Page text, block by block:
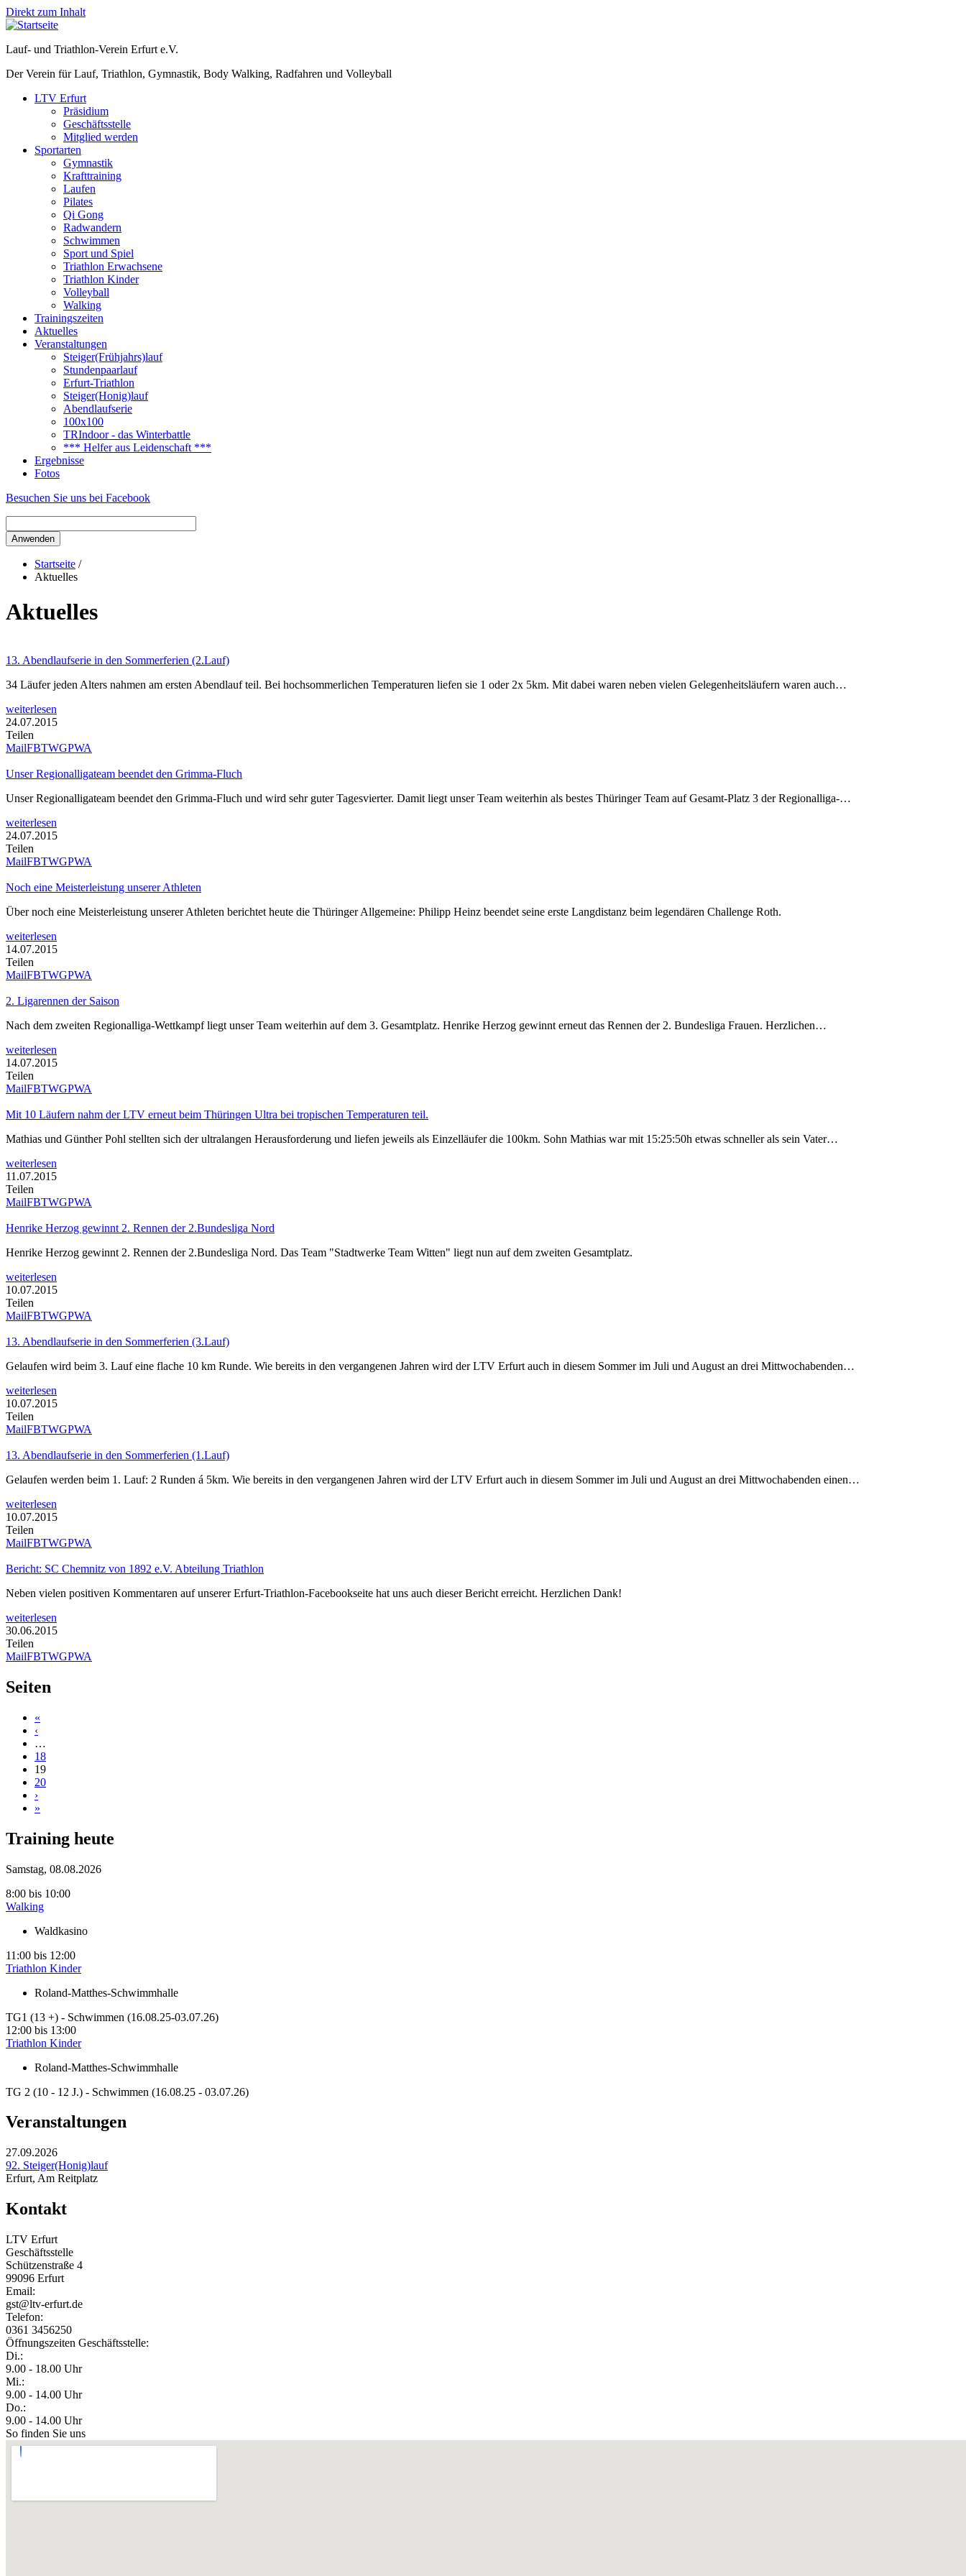
Direkt zum Inhalt
Lauf- und Triathlon-Verein Erfurt e.V.
Der Verein für Lauf, Triathlon, Gymnastik, Body Walking, Radfahren und Volleyball
LTV Erfurt
Präsidium
Geschäftsstelle
Mitglied werden
Sportarten
Gymnastik
Krafttraining
Laufen
Pilates
Qi Gong
Radwandern
Schwimmen
Sport und Spiel
Triathlon Erwachsene
Triathlon Kinder
Volleyball
Walking
Trainingszeiten
Aktuelles
Veranstaltungen
Steiger(Frühjahrs)lauf
Stundenpaarlauf
Erfurt-Triathlon
Steiger(Honig)lauf
Abendlaufserie
100x100
TRIndoor - das Winterbattle
*** Helfer aus Leidenschaft ***
Ergebnisse
Fotos
Besuchen Sie uns bei Facebook
Startseite /
Aktuelles
Aktuelles
13. Abendlaufserie in den Sommerferien (2.Lauf)
34 Läufer jeden Alters nahmen am ersten Abendlauf teil. Bei hochsommerlichen Temperaturen liefen sie 1 oder 2x 5km. Mit dabei waren neben vielen Gelegenheitsläufern waren auch…
weiterlesen
24.07.2015
Teilen
MailFBTWGPWA
Unser Regionalligateam beendet den Grimma-Fluch
Unser Regionalligateam beendet den Grimma-Fluch und wird sehr guter Tagesvierter. Damit liegt unser Team weiterhin als bestes Thüringer Team auf Gesamt-Platz 3 der Regionalliga-…
weiterlesen
24.07.2015
Teilen
MailFBTWGPWA
Noch eine Meisterleistung unserer Athleten
Über noch eine Meisterleistung unserer Athleten berichtet heute die Thüringer Allgemeine: Philipp Heinz beendet seine erste Langdistanz beim legendären Challenge Roth.
weiterlesen
14.07.2015
Teilen
MailFBTWGPWA
2. Ligarennen der Saison
Nach dem zweiten Regionalliga-Wettkampf liegt unser Team weiterhin auf dem 3. Gesamtplatz. Henrike Herzog gewinnt erneut das Rennen der 2. Bundesliga Frauen. Herzlichen…
weiterlesen
14.07.2015
Teilen
MailFBTWGPWA
Mit 10 Läufern nahm der LTV erneut beim Thüringen Ultra bei tropischen Temperaturen teil.
Mathias und Günther Pohl stellten sich der ultralangen Herausforderung und liefen jeweils als Einzelläufer die 100km. Sohn Mathias war mit 15:25:50h etwas schneller als sein Vater…
weiterlesen
11.07.2015
Teilen
MailFBTWGPWA
Henrike Herzog gewinnt 2. Rennen der 2.Bundesliga Nord
Henrike Herzog gewinnt 2. Rennen der 2.Bundesliga Nord. Das Team "Stadtwerke Team Witten" liegt nun auf dem zweiten Gesamtplatz.
weiterlesen
10.07.2015
Teilen
MailFBTWGPWA
13. Abendlaufserie in den Sommerferien (3.Lauf)
Gelaufen wird beim 3. Lauf eine flache 10 km Runde. Wie bereits in den vergangenen Jahren wird der LTV Erfurt auch in diesem Sommer im Juli und August an drei Mittwochabenden…
weiterlesen
10.07.2015
Teilen
MailFBTWGPWA
13. Abendlaufserie in den Sommerferien (1.Lauf)
Gelaufen werden beim 1. Lauf: 2 Runden á 5km. Wie bereits in den vergangenen Jahren wird der LTV Erfurt auch in diesem Sommer im Juli und August an drei Mittwochabenden einen…
weiterlesen
10.07.2015
Teilen
MailFBTWGPWA
Bericht: SC Chemnitz von 1892 e.V. Abteilung Triathlon
Neben vielen positiven Kommentaren auf unserer Erfurt-Triathlon-Facebookseite hat uns auch dieser Bericht erreicht. Herzlichen Dank!
weiterlesen
30.06.2015
Teilen
MailFBTWGPWA
Seiten
«
‹
…
18
19
20
›
»
Training heute
Samstag, 08.08.2026
8:00 bis 10:00
Walking
Waldkasino
11:00 bis 12:00
Triathlon Kinder
Roland-Matthes-Schwimmhalle
TG1 (13 +) - Schwimmen (16.08.25-03.07.26)
12:00 bis 13:00
Triathlon Kinder
Roland-Matthes-Schwimmhalle
TG 2 (10 - 12 J.) - Schwimmen (16.08.25 - 03.07.26)
Veranstaltungen
27.09.2026
92. Steiger(Honig)lauf
Erfurt, Am Reitplatz
Kontakt
LTV Erfurt
Geschäftsstelle
Schützenstraße 4
99096 Erfurt
Email:
gst@ltv-erfurt.de
Telefon:
0361 3456250
Öffnungszeiten Geschäftsstelle:
Di.:
9.00 - 18.00 Uhr
Mi.:
9.00 - 14.00 Uhr
Do.:
9.00 - 14.00 Uhr
So finden Sie uns